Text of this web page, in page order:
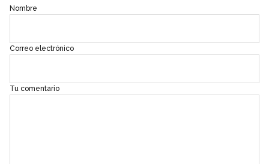
Nombre
Correo electrónico
Tu comentario